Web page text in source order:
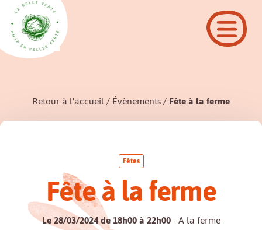
Retour à l'accueil Évènements Fête à la ferme
Fêtes
Fête à la ferme
Le 28/03/2024 de 18h00 à 22h00- A la ferme